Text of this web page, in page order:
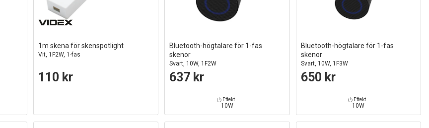
1m skena för skenspotlight
Vit, 1F2W, 1-fas
110 kr
Bluetooth-högtalare för 1-fas
skenor
Svart, 10W, 1F2W
637 kr
Effekt
10W
Bluetooth-högtalare för 1-fas
skenor
Svart, 10W, 1F3W
650 kr
Effekt
10W